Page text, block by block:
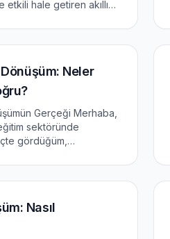
hale getiren akıllı
Neler
Gerçeği Merhaba,
sektöründe
gördüğüm,
dönüşüm konusunda
istiyorum. İlk...
Nasıl